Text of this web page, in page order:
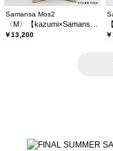
Samansa Mos2
￥13,200